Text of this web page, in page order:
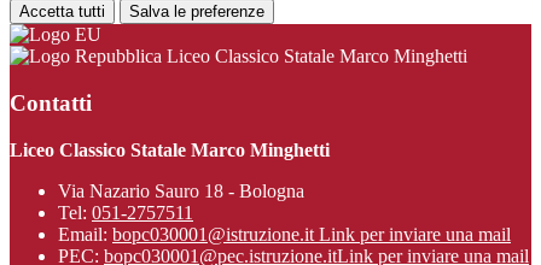
Accetta tutti Salva le preferenze
Liceo Classico Statale Marco Minghetti
Contatti
Liceo Classico Statale Marco Minghetti
Via Nazario Sauro 18 - Bologna
Tel: 051-2757511
Email: bopc030001@istruzione.it Link per inviare una mail
PEC: bopc030001@pec.istruzione.itLink per inviare una mail